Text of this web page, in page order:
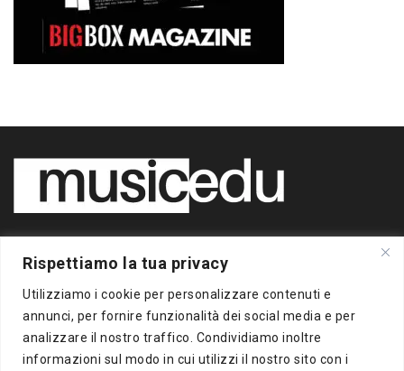
Rispettiamo la tua privacy
Utilizziamo i cookie per personalizzare contenuti e
annunci, per fornire funzionalità dei social media e per
analizzare il nostro traffico. Condividiamo inoltre
informazioni sul modo in cui utilizzi il nostro sito con i
di Piero Chianura
P.IVA 12412930963
Tutti i diritti riservati
Musiceduè un supplemento online della freepress BigBox